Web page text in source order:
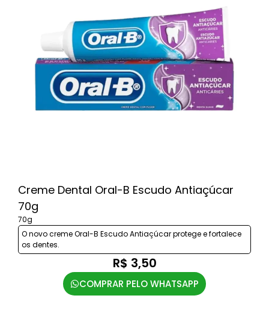
Creme Dental Oral-B Escudo Antiaçúcar
70g
70g
O novo creme Oral-B Escudo Antiaçúcar protege e fortalece
os dentes.
R$ 3,50
COMPRAR PELO WHATSAPP